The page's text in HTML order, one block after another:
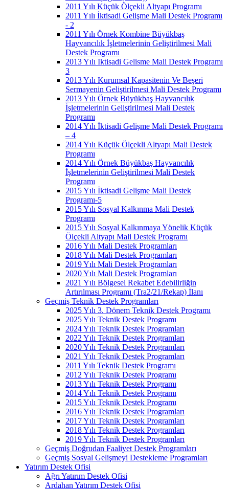
2011 Yılı Küçük Ölçekli Altyapı Programı
2011 Yılı İktisadi Gelişme Mali Destek Programı
- 2
2011 Yılı Örnek Kombine Büyükbaş
Hayvancılık İşletmelerinin Geliştirilmesi Mali
Destek Programı
2013 Yılı Iktisadi Gelisme Mali Destek Programı
3
2013 Yılı Kurumsal Kapasitenin Ve Beşeri
Sermayenin Geliştirilmesi Mali Destek Programı
2013 Yılı Örnek Büyükbaş Hayvancılık
İşletmelerinin Geliştirilmesi Mali Destek
Programı
2014 Yılı İktisadi Gelişme Mali Destek Programı
– 4
2014 Yılı Küçük Ölçekli Altyapı Mali Destek
Programı
2014 Yılı Örnek Büyükbaş Hayvancılık
İşletmelerinin Geliştirilmesi Mali Destek
Programı
2015 Yılı İktisadi Gelişme Mali Destek
Programı-5
2015 Yılı Sosyal Kalkınma Mali Destek
Programı
2015 Yılı Sosyal Kalkınmaya Yönelik Küçük
Ölçekli Altyapı Mali Destek Programı
2016 Yılı Mali Destek Programları
2018 Yılı Mali Destek Programları
2019 Yılı Mali Destek Programları
2020 Yılı Mali Destek Programları
2021 Yılı Bölgesel Rekabet Edebilirliğin
Artırılması Programı (Tra2/21/Rekap) İlanı
Geçmiş Teknik Destek Programları
2025 Yılı 3. Dönem Teknik Destek Programı
2025 Yılı Teknik Destek Programı
2024 Yılı Teknik Destek Programları
2022 Yılı Teknik Destek Programları
2020 Yılı Teknik Destek Programları
2021 Yılı Teknik Destek Programları
2011 Yılı Teknik Destek Programı
2012 Yılı Teknik Destek Programı
2013 Yılı Teknik Destek Programı
2014 Yılı Teknik Destek Programı
2015 Yılı Teknik Destek Programı
2016 Yılı Teknik Destek Programları
2017 Yılı Teknik Destek Programları
2018 Yılı Teknik Destek Programları
2019 Yılı Teknik Destek Programları
Geçmiş Doğrudan Faaliyet Destek Programları
Geçmiş Sosyal Gelişmeyi Destekleme Programları
Yatırım Destek Ofisi
Ağrı Yatırım Destek Ofisi
Ardahan Yatırım Destek Ofisi